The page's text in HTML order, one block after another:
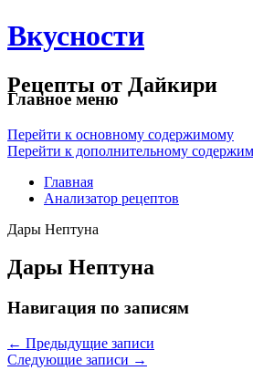
Вкусности
Рецепты от Дайкири
Главное меню
Перейти к основному содержимому
Перейти к дополнительному
Главная
Анализатор рецептов
Дары Нептуна
Дары Нептуна
Навигация по записям
← Предыдущие записи
Следующие записи →